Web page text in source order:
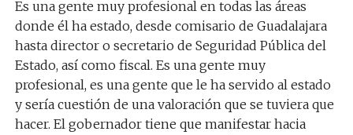
Es una gente muy profesional en todas las áreas
donde él ha estado, desde comisario de Guadalajara
hasta director o secretario de Seguridad Pública del
Estado, así como fiscal. Es una gente muy
profesional, es una gente que le ha servido al estado
y sería cuestión de una valoración que se tuviera que
hacer. El gobernador tiene que manifestar hacia